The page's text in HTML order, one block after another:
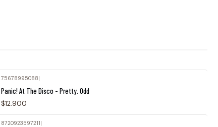
75678995088|
Panic! At The Disco - Pretty. Odd
$12.900
8720923597211|